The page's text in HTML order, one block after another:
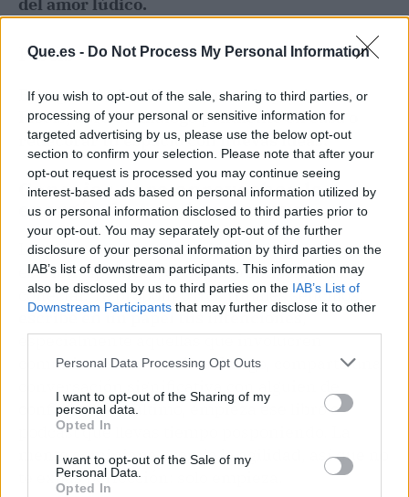
Que.es - Do Not Process My Personal Information
If you wish to opt-out of the sale, sharing to third parties, or
processing of your personal or sensitive information for
targeted advertising by us, please use the below opt-out
section to confirm your selection. Please note that after your
opt-out request is processed you may continue seeing
interest-based ads based on personal information utilized by
us or personal information disclosed to third parties prior to
your opt-out. You may separately opt-out of the further
disclosure of your personal information by third parties on the
IAB’s list of downstream participants. This information may
also be disclosed by us to third parties on the IAB’s List of
Downstream Participants that may further disclose it to other
Personal Data Processing Opt Outs
I want to opt-out of the Sharing of my
personal data.
Opted In
I want to opt-out of the Sale of my
Personal Data.
Opted In
Piscis
El hogar y la familia se llenan de palabras.
Piscis, abre un diálogo pendiente en casa o
redecorar tu espacio con nuevas ideas.
Consejos para aprovechar la
energía de esta luna nueva
La luna nueva en Géminis es ideal para
escribir, aprender, enseñar o simplemente
conectar. Te propongo tres rituales sencillos:
escribe en un papel tus intenciones,
especialmente aquellas que involucren
comunicación o estudios. Luego, comparte una
confianza. Por último, empieza ese libro o
podcast que llevas tiempo posponiendo. La
mente geminiana premia la agilidad, así que no
te exijas perfección: solo empieza.